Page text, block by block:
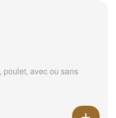
poulet, avec ou sans